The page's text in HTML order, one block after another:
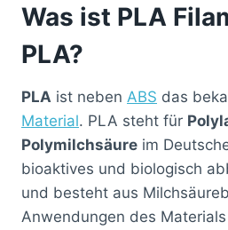
Was ist PLA
PLA?
PLA ist neben ABS das
Material. PLA steht für
Polymilchsäure im
bioaktives und biologisch
und besteht aus
Anwendungen des